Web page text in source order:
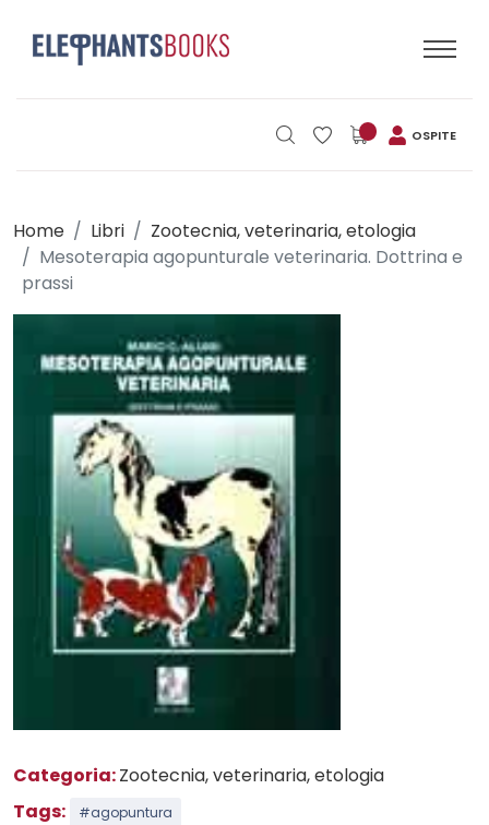
OSPITE
Home Libri
Zootecnia, veterinaria, etologia
Mesoterapia agopunturale veterinaria. Dottrina e
prassi
Categoria:Zootecnia, veterinaria, etologia
Tags:
#agopuntura